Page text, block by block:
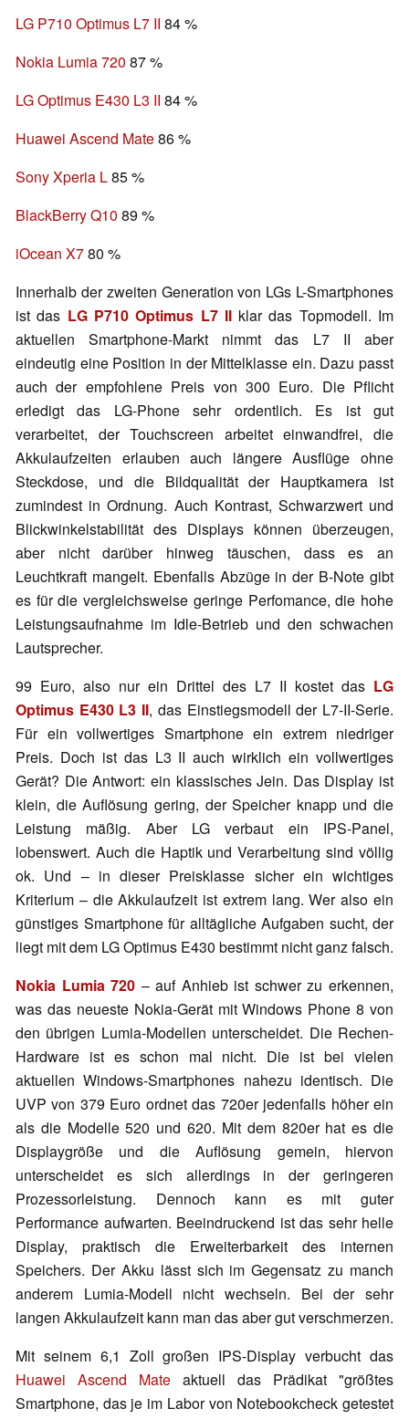
LG P710 Optimus L7 II 84 %
Nokia Lumia 720 87 %
LG Optimus E430 L3 II 84 %
Huawei Ascend Mate86 %
Sony Xperia L85 %
BlackBerry Q10 89 %
iOcean X780 %
Innerhalb der zweiten Generation von LGs L-Smartphones
ist das LG P710 Optimus L7 IIklar das Topmodell. Im
aktuellen Smartphone-Markt nimmt das L7 II aber
eindeutig eine Position in der Mittelklasse ein. Dazu passt
auch der empfohlene Preis von 300 Euro. Die Pflicht
erledigt das LG-Phone sehr ordentlich. Es ist gut
verarbeitet, der Touchscreen arbeitet einwandfrei, die
Akkulaufzeiten erlauben auch längere Ausflüge ohne
Steckdose, und die Bildqualität der Hauptkamera ist
zumindest in Ordnung. Auch Kontrast, Schwarzwert und
Blickwinkelstabilität des Displays können überzeugen,
aber nicht darüber hinweg täuschen, dass es an
Leuchtkraft mangelt. Ebenfalls Abzüge in der B-Note gibt
es für die vergleichsweise geringe Perfomance, die hohe
Leistungsaufnahme im Idle-Betrieb und den schwachen
Lautsprecher.
99 Euro, also nur ein Drittel des L7 II kostet das LG
Optimus E430 L3 II, das Einstiegsmodell der L7-II-Serie.
Für ein vollwertiges Smartphone ein extrem niedriger
Preis. Doch ist das L3 II auch wirklich ein vollwertiges
Gerät? Die Antwort: ein klassisches Jein. Das Display ist
klein, die Auflösung gering, der Speicher knapp und die
Leistung mäßig. Aber LG verbaut ein IPS-Panel,
lobenswert. Auch die Haptik und Verarbeitung sind völlig
ok. Und – in dieser Preisklasse sicher ein wichtiges
Kriterium – die Akkulaufzeit ist extrem lang. Wer also ein
günstiges Smartphone für alltägliche Aufgaben sucht, der
liegt mit dem LG Optimus E430 bestimmt nicht ganz falsch.
Nokia Lumia 720 – auf Anhieb ist schwer zu erkennen,
was das neueste Nokia-Gerät mit Windows Phone 8 von
den übrigen Lumia-Modellen unterscheidet. Die Rechen-
Hardware ist es schon mal nicht. Die ist bei vielen
aktuellen Windows-Smartphones nahezu identisch. Die
UVP von 379 Euro ordnet das 720er jedenfalls höher ein
als die Modelle 520 und 620. Mit dem 820er hat es die
Displaygröße und die Auflösung gemein, hiervon
unterscheidet es sich allerdings in der geringeren
Prozessorleistung. Dennoch kann es mit guter
Performance aufwarten. Beeindruckend ist das sehr helle
Display, praktisch die Erweiterbarkeit des internen
Speichers. Der Akku lässt sich im Gegensatz zu manch
anderem Lumia-Modell nicht wechseln. Bei der sehr
langen Akkulaufzeit kann man das aber gut verschmerzen.
Mit seinem 6,1 Zoll großen IPS-Display verbucht das
Huawei Ascend Mate aktuell das Prädikat "größtes
Smartphone, das je im Labor von Notebookcheck getestet